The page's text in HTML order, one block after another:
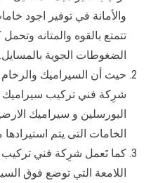
والأمانة في توفير اجود
تتمتع بالقوه والمتانه
الضغوطات الجوية بالمسايل.
حيث أن السيراميك
شرِكة فني تركيب
البورسلين و سيراميك
الخامات التى يتم
كما تَعمل شرِكة فني تركيب
اللامعة التي توضع فوق